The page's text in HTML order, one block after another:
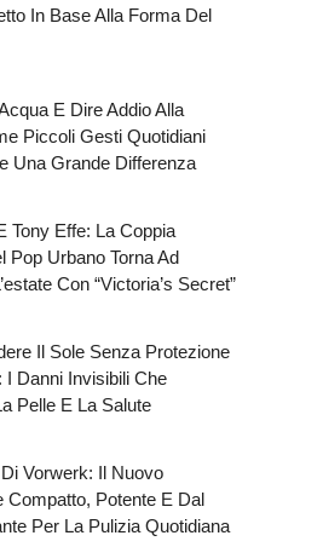
In Base Alla Forma Del
E Dire Addio Alla
Piccoli Gesti Quotidiani
Una Grande Differenza
Tony Effe: La Coppia
Pop Urbano Torna Ad
Con “Victoria’s Secret”
Il Sole Senza Protezione
I Danni Invisibili Che
Pelle E La Salute
Vorwerk: Il Nuovo
Compatto, Potente E Dal
Per La Pulizia Quotidiana